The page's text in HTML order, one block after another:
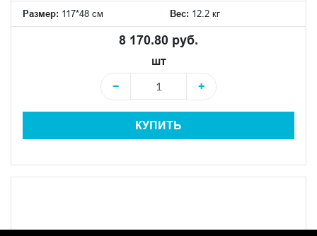
Размер: 117*48 см Вес: 12.2 кг
8 170.80 руб.
шт
−
+
КУПИТЬ